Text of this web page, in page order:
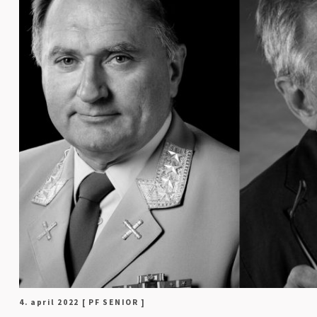
4. april 2022 [ PF SENIOR ]